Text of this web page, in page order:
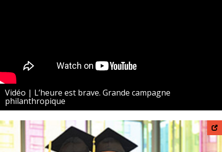
Vidéo | L’heure est brave. Grande campagne
philanthropique